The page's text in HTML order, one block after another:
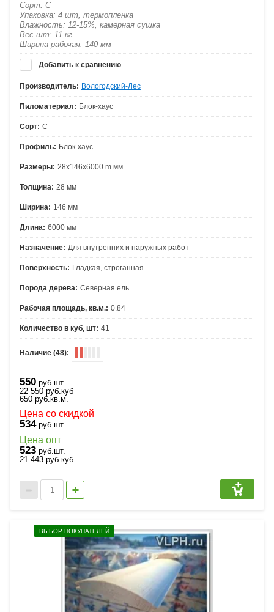
Сорт: С
Упаковка: 4 шт, термопленка
Влажность: 12-15%, камерная сушка
Вес шт: 11 кг
Ширина рабочая: 140 мм
Добавить к сравнению
Производитель: Вологодский-Лес
Пиломатериал: Блок-хаус
Сорт: С
Профиль: Блок-хаус
Размеры: 28х146х6000 m мм
Толщина: 28 мм
Ширина: 146 мм
Длина: 6000 мм
Назначение: Для внутренних и наружных работ
Поверхность: Гладкая, строганная
Порода дерева: Северная ель
Рабочая площадь, кв.м.: 0.84
Количество в куб, шт: 41
Наличие (48):
550 руб.шт.
22 550 руб.куб
650 руб.кв.м.
Цена со скидкой
534руб.шт.
Цена опт
523 руб.шт.
21 443 руб.куб
ВЫБОР ПОКУПАТЕЛЕЙ